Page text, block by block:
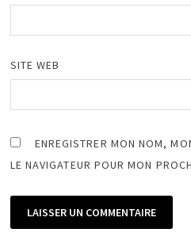
SITE WEB
ENREGISTRER MON NOM,
LE NAVIGATEUR POUR MON